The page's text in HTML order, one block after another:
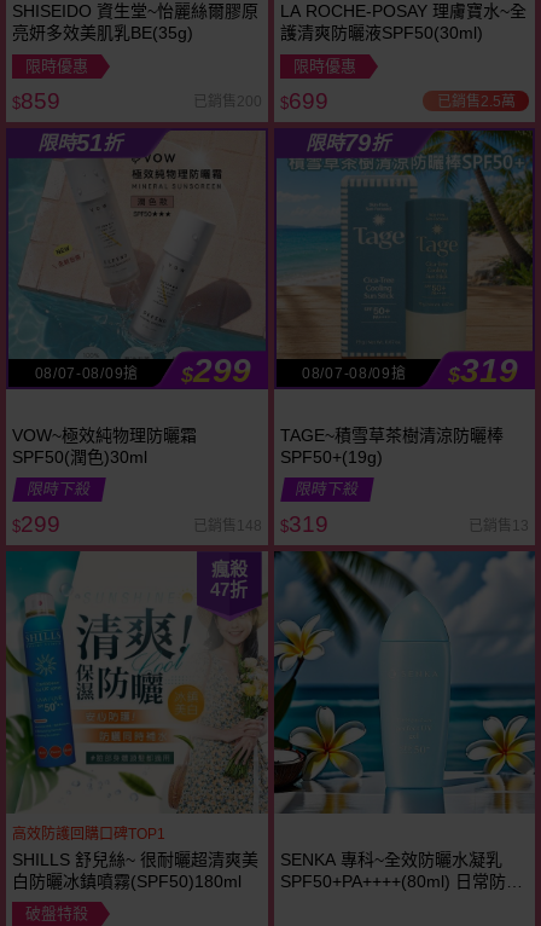
SHISEIDO 資生堂~怡麗絲爾膠原
亮妍多效美肌乳BE(35g)
限時優惠
$859 已銷售200
LA ROCHE-POSAY 理膚寶水~全
護清爽防曬液SPF50(30ml)
限時優惠
$699 已銷售2.5萬
限時51折
08/07-08/09搶 $299
VOW~極效純物理防曬霜
SPF50(潤色)30ml
限時下殺
$299 已銷售148
限時79折
08/07-08/09搶 $319
TAGE~積雪草茶樹清涼防曬棒
SPF50+(19g)
限時下殺
$319 已銷售13
瘋殺
47折
高效防護回購口碑TOP1
SHILLS 舒兒絲~ 很耐曬超清爽美
白防曬冰鎮噴霧(SPF50)180ml
破盤特殺
SENKA 專科~全效防曬水凝乳
SPF50+PA++++(80ml) 日常防曬